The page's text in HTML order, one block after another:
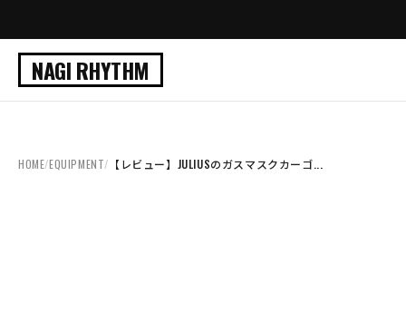
NAGI RHYTHM
HOME/EQUIPMENT/ 【レビュー】JULIUSのガスマスクカーゴ...